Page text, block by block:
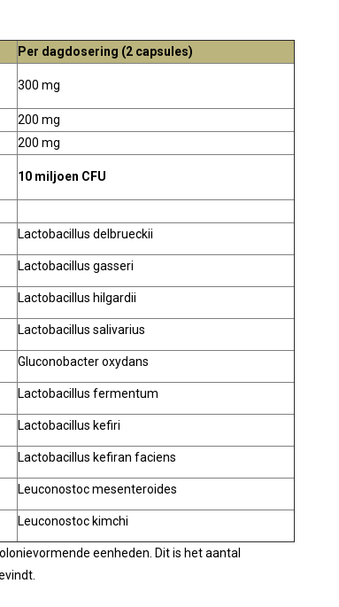
Per dagdosering (2 capsules)
300 mg
200 mg
200 mg
10 miljoen CFU
Lactobacillus delbrueckii
Lactobacillus gasseri
Lactobacillus hilgardii
Lactobacillus salivarius
Gluconobacter oxydans
Lactobacillus fermentum
Lactobacillus kefiri
Lactobacillus kefiran faciens
Leuconostoc mesenteroides
Leuconostoc kimchi
eenheden. Dit is het aantal